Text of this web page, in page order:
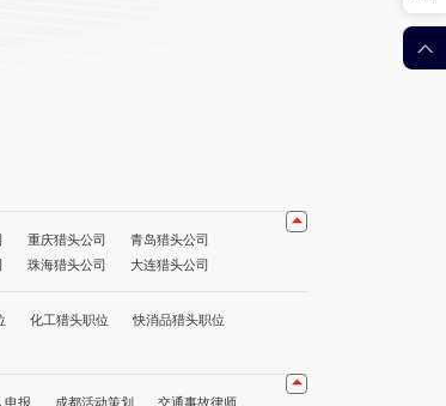
重庆猎头公司
青岛猎头公司
珠海猎头公司
大连猎头公司
重庆猎头公司前十名
深圳猎头公司前十名
化工猎头职位
快消品猎头职位
申报 成都活动策划
交通事故律师